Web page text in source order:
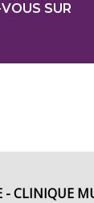
SUR
- CLINIQUE